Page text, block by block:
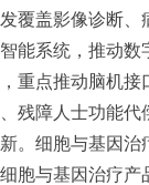
覆盖影像诊断、
能系统，推动数
重点推动脑机
残障人士功能代
。细胞与基因治
胞与基因治疗产